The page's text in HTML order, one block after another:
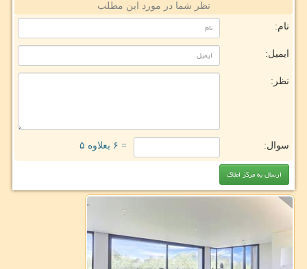
نظر شما در مورد این مطلب
نام:
ایمیل:
نظر:
سوال: = ۶ بعلاوه ۵